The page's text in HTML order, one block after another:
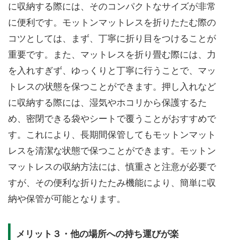
に収納する際には、そのコンパクトなサイズが非常
に便利です。モットンマットレスを折りたたむ際の
コツとしては、まず、丁寧に折り目をつけることが
重要です。また、マットレスを折り畳む際には、力
を入れすぎず、ゆっくりと丁寧に行うことで、マッ
トレスの状態を保つことができます。押し入れなど
に収納する際には、湿気やホコリから保護するた
め、密閉できる袋やシートで覆うことがおすすめで
す。これにより、長期間保管してもモットンマット
レスを清潔な状態で保つことができます。モットン
マットレスの収納方法には、慎重さと注意が必要で
すが、その便利な折りたたみ機能により、簡単に収
納や保管が可能となります。
メリット３・他の場所への持ち運びが楽